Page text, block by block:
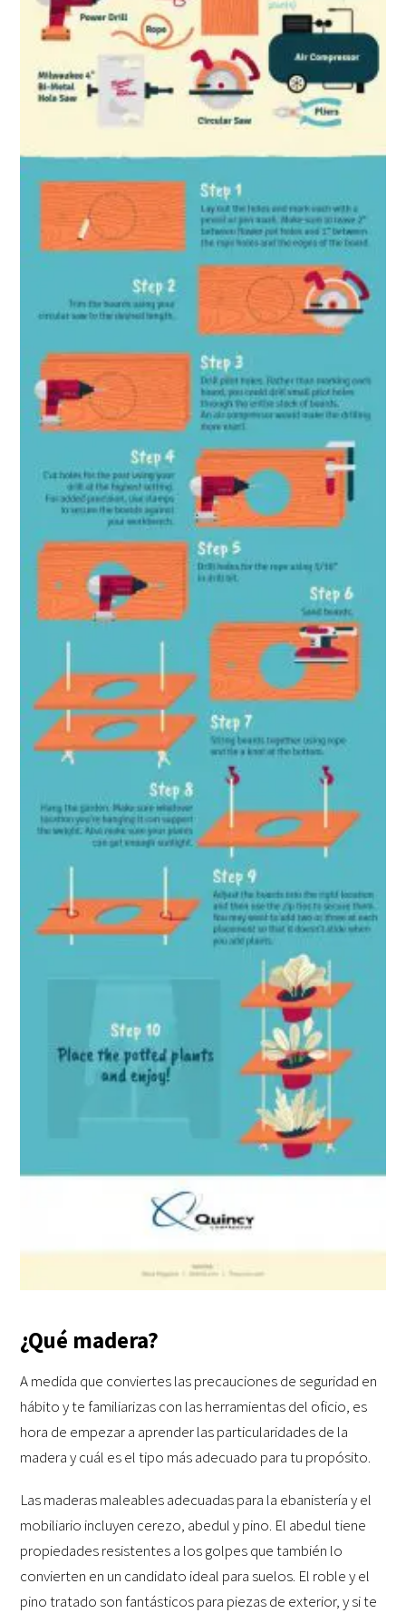
¿Qué madera?
A medida que conviertes las precauciones de seguridad en
hábito y te familiarizas con las herramientas del oficio, es
hora de empezar a aprender las particularidades de la
madera y cuál es el tipo más adecuado para tu propósito.
Las maderas maleables adecuadas para la ebanistería y el
mobiliario incluyen cerezo, abedul y pino. El abedul tiene
propiedades resistentes a los golpes que también lo
convierten en un candidato ideal para suelos. El roble y el
pino tratado son fantásticos para piezas de exterior, y si te